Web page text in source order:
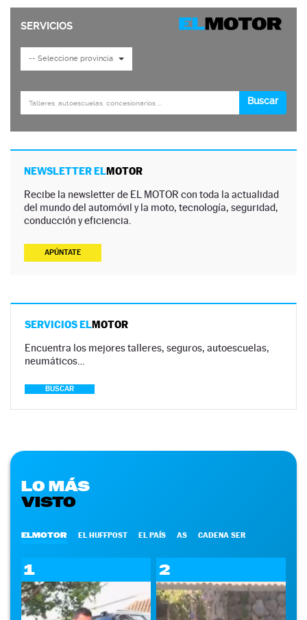
NEWSLETTER ELMOTOR
Recibe la newsletter de EL MOTOR con toda la actualidad
del mundo del automóvil y la moto, tecnología, seguridad,
conducción y eficiencia.
APÚNTATE
SERVICIOS ELMOTOR
Encuentra los mejores talleres, seguros, autoescuelas,
neumáticos…
BUSCAR
LO MÁS
VISTO
ELMOTOR EL HUFFPOST EL PAÍS AS CADENA SER
1 2